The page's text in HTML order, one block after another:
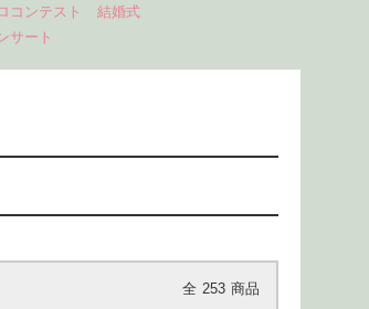
コンテスト
結婚式
サート
全 253 商品